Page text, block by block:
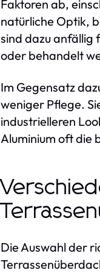
Faktoren ab,
natürliche Optik,
sind dazu anfällig
oder behandelt
Im Gegensatz
weniger Pflege.
industrielleren
Aluminium oft die
Die Auswahl der